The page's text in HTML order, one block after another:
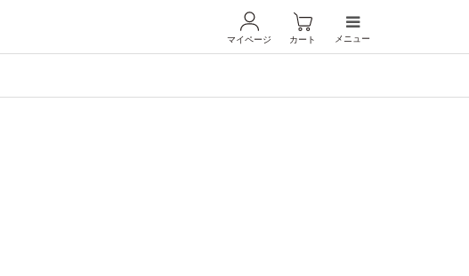
マイページ カート メニュー